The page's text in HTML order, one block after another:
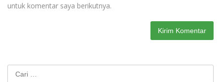
untuk komentar saya berikutnya.